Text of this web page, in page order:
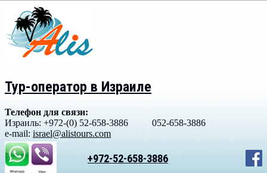
Тур-оператор в Израиле
Телефон для связи:
Израиль: +972-(0) 52-658-3886
052-658-3886
e-mail: israel@alistours.com
+972-52-658-3886